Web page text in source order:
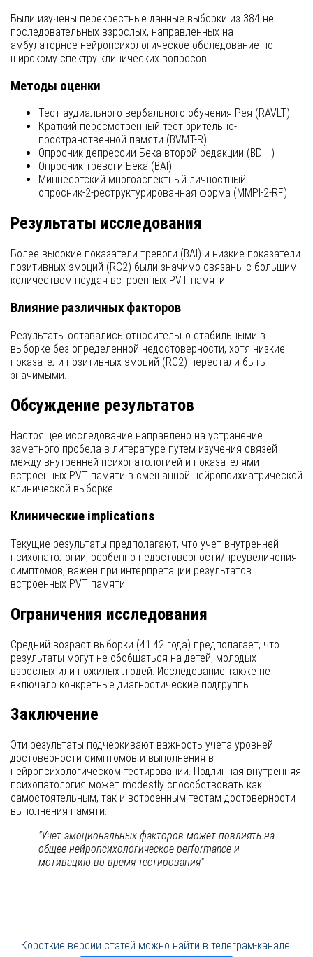
Были изучены перекрестные данные выборки из 384 не
последовательных взрослых, направленных на
амбулаторное нейропсихологическое обследование по
широкому спектру клинических вопросов.
Методы оценки
Тест аудиального вербального обучения Рея (RAVLT)
Краткий пересмотренный тест зрительно-
пространственной памяти (BVMT-R)
Опросник депрессии Бека второй редакции (BDI-II)
Опросник тревоги Бека (BAI)
Миннесотский многоаспектный личностный
опросник-2-реструктурированная форма (MMPI-2-RF)
Результаты исследования
Более высокие показатели тревоги (BAI) и низкие показатели
позитивных эмоций (RC2) были значимо связаны с большим
количеством неудач встроенных PVT памяти.
Влияние различных факторов
Результаты оставались относительно стабильными в
выборке без определенной недостоверности, хотя низкие
показатели позитивных эмоций (RC2) перестали быть
значимыми.
Обсуждение результатов
Настоящее исследование направлено на устранение
заметного пробела в литературе путем изучения связей
между внутренней психопатологией и показателями
встроенных PVT памяти в смешанной нейропсихиатрической
клинической выборке.
Клинические implications
Текущие результаты предполагают, что учет внутренней
психопатологии, особенно недостоверности/преувеличения
симптомов, важен при интерпретации результатов
встроенных PVT памяти.
Ограничения исследования
Средний возраст выборки (41.42 года) предполагает, что
результаты могут не обобщаться на детей, молодых
взрослых или пожилых людей. Исследование также не
включало конкретные диагностические подгруппы.
Заключение
Эти результаты подчеркивают важность учета уровней
достоверности симптомов и выполнения в
нейропсихологическом тестировании. Подлинная внутренняя
психопатология может modestly способствовать как
самостоятельным, так и встроенным тестам достоверности
выполнения памяти.
"Учет эмоциональных факторов может повлиять на
общее нейропсихологическое performance и
мотивацию во время тестирования"
Короткие версии статей можно найти в телеграм-канале.